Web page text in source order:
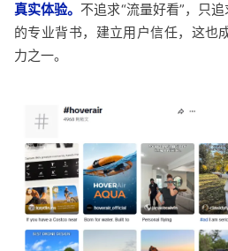
真实体验。不追求“流量好看”，只
的专业背书，建立用户信任，这也
力之一。